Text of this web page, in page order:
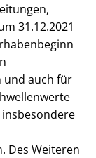
31.12.2021
und auch für
Des Weiteren